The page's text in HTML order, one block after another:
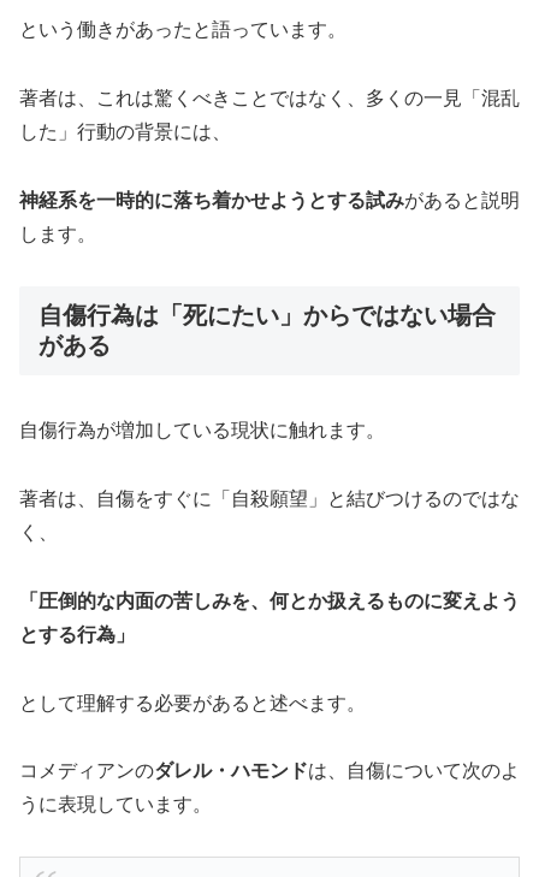
という働きがあったと語っています。
著者は、これは驚くべきことではなく、多くの一見「混乱
した」行動の背景には、
神経系を一時的に落ち着かせようとする試みがあると説明
します。
自傷行為は「死にたい」からではない場合
がある
自傷行為が増加している現状に触れます。
著者は、自傷をすぐに「自殺願望」と結びつけるのではな
く、
「圧倒的な内面の苦しみを、何とか扱えるものに変えよう
とする行為」
として理解する必要があると述べます。
コメディアンのダレル・ハモンドは、自傷について次のよ
うに表現しています。